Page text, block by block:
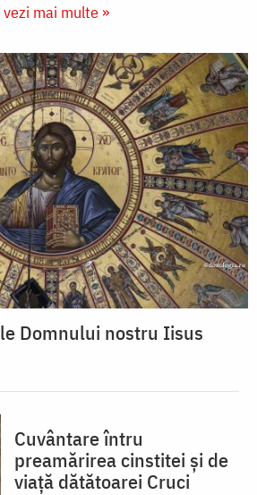
vezi mai multe »
Domnului nostru Iisus
Cuvântare întru
preamărirea cinstitei și de
viață dătătoarei Cruci